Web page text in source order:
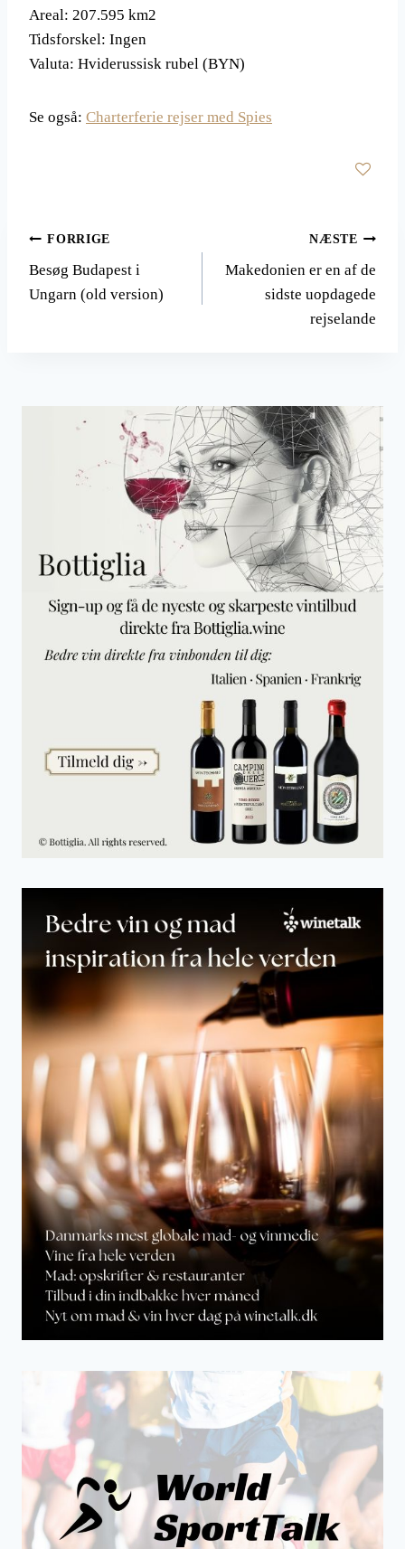
Areal: 207.595 km2
Tidsforskel: Ingen
Valuta: Hviderussisk rubel (BYN)
Se også: Charterferie rejser med Spies
Indlægsnavigation
FORRIGE
Besøg Budapest i
Ungarn (old version)
NÆSTE
Makedonien er en af de
sidste uopdagede
rejselande